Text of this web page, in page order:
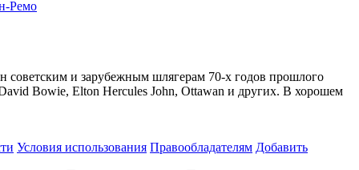
Ремо
и зарубежным шлягерам 70-х годов прошлого
Bowie, Elton Hercules John, Ottawan и других. В хорошем
Условия использования Правообладателям Добавить